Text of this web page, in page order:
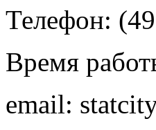
Телефон:
Время
email: